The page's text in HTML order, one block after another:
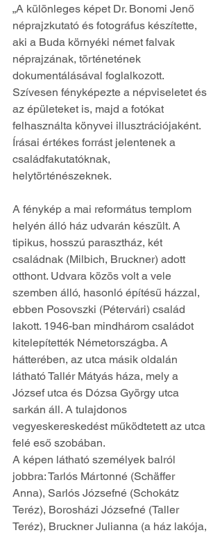
„A különleges képet Dr. Bonomi Jenő
néprajzkutató és fotográfus készítette,
aki a Buda környéki német falvak
néprajzának, történetének
dokumentálásával foglalkozott.
Szívesen fényképezte a népviseletet és
az épületeket is, majd a fotókat
felhasználta könyvei illusztrációjaként.
Írásai értékes forrást jelentenek a
családfakutatóknak,
helytörténészeknek.
A fénykép a mai református templom
helyén álló ház udvarán készült. A
tipikus, hosszú parasztház, két
családnak (Milbich, Bruckner) adott
otthont. Udvara közös volt a vele
szemben álló, hasonló építésű házzal,
ebben Posovszki (Pétervári) család
lakott. 1946-ban mindhárom családot
kitelepítették Németországba. A
hátterében, az utca másik oldalán
látható Tallér Mátyás háza, mely a
József utca és Dózsa György utca
sarkán áll. A tulajdonos
vegyeskereskedést működtetett az utca
felé eső szobában.
A képen látható személyek balról
jobbra: Tarlós Mártonné (Schäffer
Anna), Sarlós Józsefné (Schokátz
Teréz), Borosházi Józsefné (Taller
Teréz), Bruckner Julianna (a ház lakója,